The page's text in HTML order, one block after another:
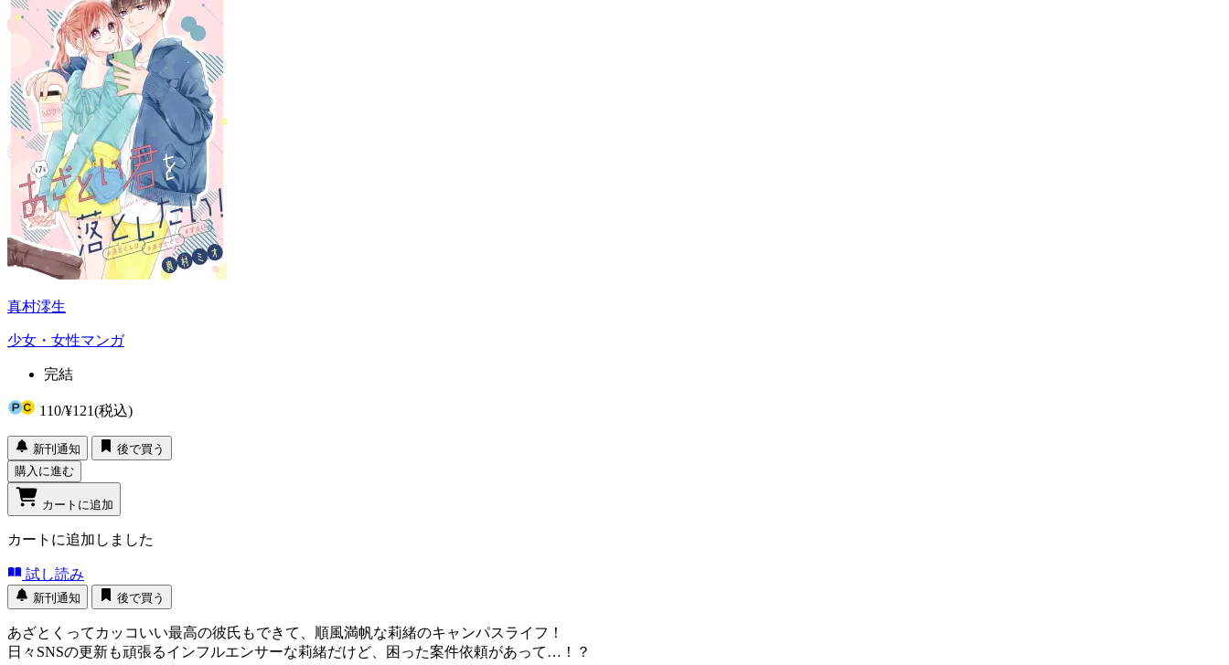
真村澪生
少女・女性マンガ
完結
110/¥121(税込)
新刊通知
後で買う
購入に進む
カートに追加
カートに追加しました
試し読み
新刊通知 後で買う
あざとくってカッコいい最高の彼氏もできて、順風満帆な莉緒のキャンパスライフ！
日々SNSの更新も頑張るインフルエンサーな莉緒だけど、困った案件依頼があって…！？